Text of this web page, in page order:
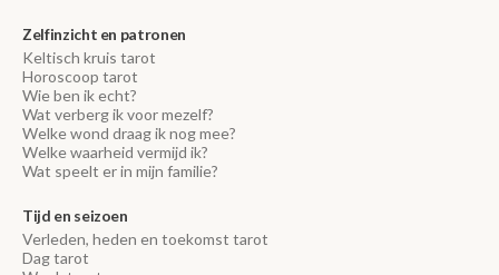
Zelfinzicht en patronen
Keltisch kruis tarot
Horoscoop tarot
Wie ben ik echt?
Wat verberg ik voor mezelf?
Welke wond draag ik nog mee?
Welke waarheid vermijd ik?
Wat speelt er in mijn familie?
Tijd en seizoen
Verleden, heden en toekomst tarot
Dag tarot